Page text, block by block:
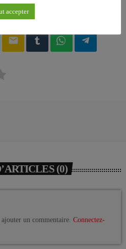
email
(0)
un commentaire. Connectez-
accepter